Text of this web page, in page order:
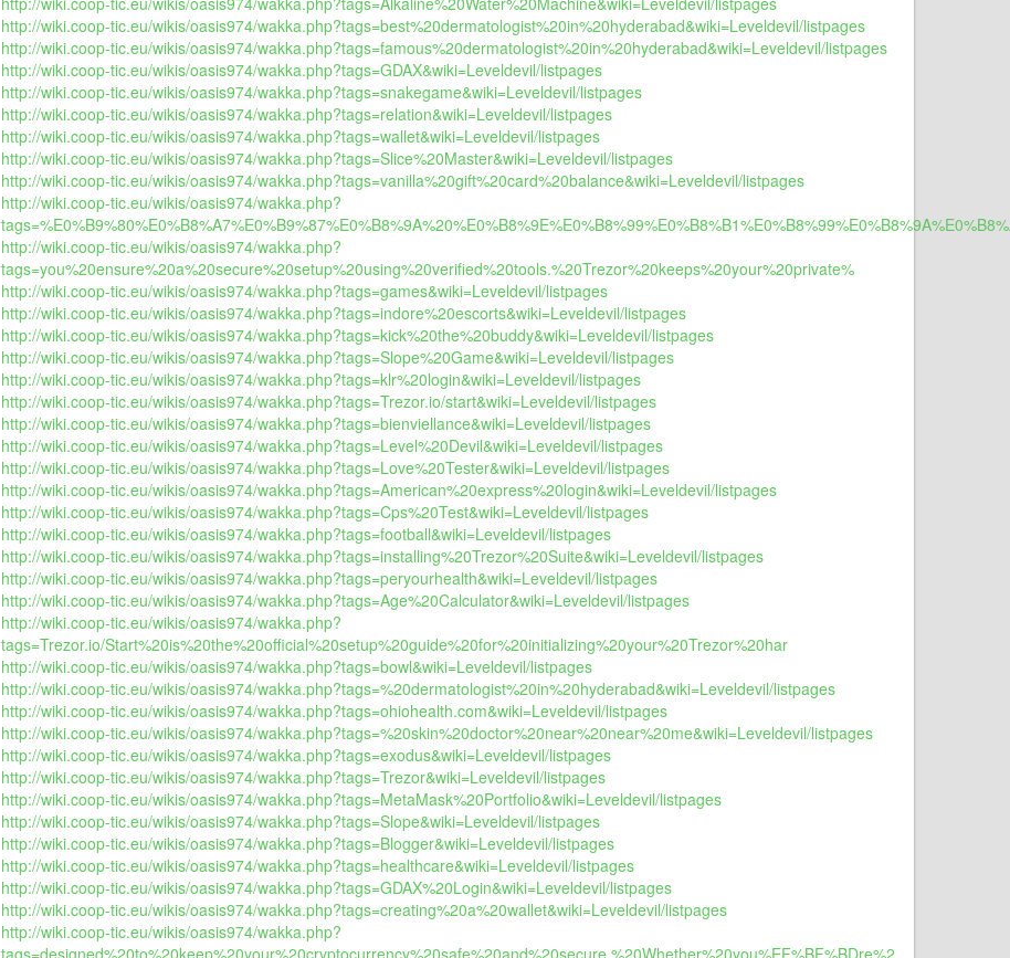
http://wiki.coop-tic.eu/wikis/oasis974/wakka.php?tags=best%20dermatologist%20in%20hyderabad&wiki=Leveldevil/listpages
http://wiki.coop-tic.eu/wikis/oasis974/wakka.php?tags=famous%20dermatologist%20in%20hyderabad&wiki=Leveldevil/listpages
http://wiki.coop-tic.eu/wikis/oasis974/wakka.php?tags=GDAX&wiki=Leveldevil/listpages
http://wiki.coop-tic.eu/wikis/oasis974/wakka.php?tags=snakegame&wiki=Leveldevil/listpages
http://wiki.coop-tic.eu/wikis/oasis974/wakka.php?tags=relation&wiki=Leveldevil/listpages
http://wiki.coop-tic.eu/wikis/oasis974/wakka.php?tags=wallet&wiki=Leveldevil/listpages
http://wiki.coop-tic.eu/wikis/oasis974/wakka.php?tags=Slice%20Master&wiki=Leveldevil/listpages
http://wiki.coop-tic.eu/wikis/oasis974/wakka.php?tags=vanilla%20gift%20card%20balance&wiki=Leveldevil/listpages
http://wiki.coop-tic.eu/wikis/oasis974/wakka.php?
http://wiki.coop-tic.eu/wikis/oasis974/wakka.php?
tags=you%20ensure%20a%20secure%20setup%20using%20verified%20tools.%20Trezor%20keeps%20your%20private%
http://wiki.coop-tic.eu/wikis/oasis974/wakka.php?tags=games&wiki=Leveldevil/listpages
http://wiki.coop-tic.eu/wikis/oasis974/wakka.php?tags=indore%20escorts&wiki=Leveldevil/listpages
http://wiki.coop-tic.eu/wikis/oasis974/wakka.php?tags=kick%20the%20buddy&wiki=Leveldevil/listpages
http://wiki.coop-tic.eu/wikis/oasis974/wakka.php?tags=Slope%20Game&wiki=Leveldevil/listpages
http://wiki.coop-tic.eu/wikis/oasis974/wakka.php?tags=klr%20login&wiki=Leveldevil/listpages
http://wiki.coop-tic.eu/wikis/oasis974/wakka.php?tags=Trezor.io/start&wiki=Leveldevil/listpages
http://wiki.coop-tic.eu/wikis/oasis974/wakka.php?tags=bienviellance&wiki=Leveldevil/listpages
http://wiki.coop-tic.eu/wikis/oasis974/wakka.php?tags=Level%20Devil&wiki=Leveldevil/listpages
http://wiki.coop-tic.eu/wikis/oasis974/wakka.php?tags=Love%20Tester&wiki=Leveldevil/listpages
http://wiki.coop-tic.eu/wikis/oasis974/wakka.php?tags=American%20express%20login&wiki=Leveldevil/listpages
http://wiki.coop-tic.eu/wikis/oasis974/wakka.php?tags=Cps%20Test&wiki=Leveldevil/listpages
http://wiki.coop-tic.eu/wikis/oasis974/wakka.php?tags=football&wiki=Leveldevil/listpages
http://wiki.coop-tic.eu/wikis/oasis974/wakka.php?tags=installing%20Trezor%20Suite&wiki=Leveldevil/listpages
http://wiki.coop-tic.eu/wikis/oasis974/wakka.php?tags=peryourhealth&wiki=Leveldevil/listpages
http://wiki.coop-tic.eu/wikis/oasis974/wakka.php?tags=Age%20Calculator&wiki=Leveldevil/listpages
http://wiki.coop-tic.eu/wikis/oasis974/wakka.php?
tags=Trezor.io/Start%20is%20the%20official%20setup%20guide%20for%20initializing%20your%20Trezor%20har
http://wiki.coop-tic.eu/wikis/oasis974/wakka.php?tags=bowl&wiki=Leveldevil/listpages
http://wiki.coop-tic.eu/wikis/oasis974/wakka.php?tags=%20dermatologist%20in%20hyderabad&wiki=Leveldevil/listpages
http://wiki.coop-tic.eu/wikis/oasis974/wakka.php?tags=ohiohealth.com&wiki=Leveldevil/listpages
http://wiki.coop-tic.eu/wikis/oasis974/wakka.php?tags=%20skin%20doctor%20near%20near%20me&wiki=Leveldevil/listpages
http://wiki.coop-tic.eu/wikis/oasis974/wakka.php?tags=exodus&wiki=Leveldevil/listpages
http://wiki.coop-tic.eu/wikis/oasis974/wakka.php?tags=Trezor&wiki=Leveldevil/listpages
http://wiki.coop-tic.eu/wikis/oasis974/wakka.php?tags=MetaMask%20Portfolio&wiki=Leveldevil/listpages
http://wiki.coop-tic.eu/wikis/oasis974/wakka.php?tags=Slope&wiki=Leveldevil/listpages
http://wiki.coop-tic.eu/wikis/oasis974/wakka.php?tags=Blogger&wiki=Leveldevil/listpages
http://wiki.coop-tic.eu/wikis/oasis974/wakka.php?tags=healthcare&wiki=Leveldevil/listpages
http://wiki.coop-tic.eu/wikis/oasis974/wakka.php?tags=GDAX%20Login&wiki=Leveldevil/listpages
http://wiki.coop-tic.eu/wikis/oasis974/wakka.php?tags=creating%20a%20wallet&wiki=Leveldevil/listpages
http://wiki.coop-tic.eu/wikis/oasis974/wakka.php?
tags=designed%20to%20keep%20your%20cryptocurrency%20safe%20and%20secure.%20Whether%20you%EF%BF%BDre%2